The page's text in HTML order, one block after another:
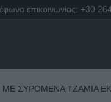
επικοινωνίας: +30
ΣΥΡΟΜΕΝΑ ΤΖΑΜΙΑ